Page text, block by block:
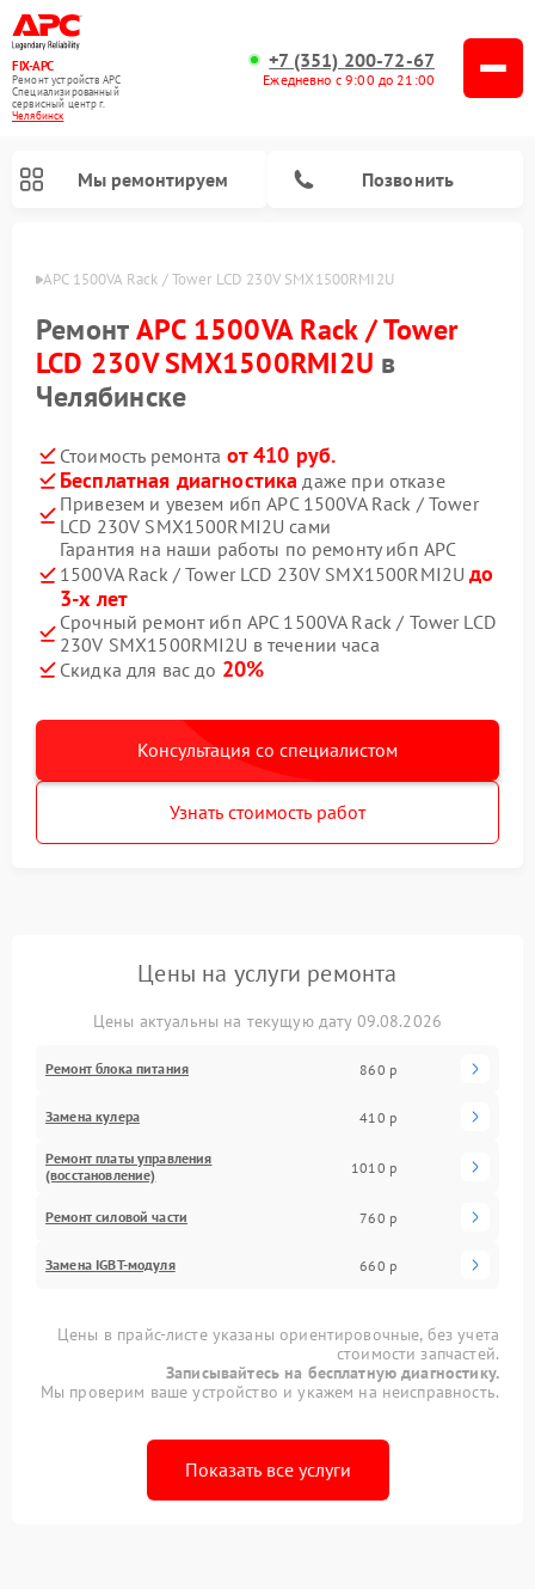
FIX-APC
Ремонт устройств APC
Специализированный
cервисный центр г.
Челябинск
+7 (351) 200-72-67
Ежедневно с 9:00 до 21:00
Мы ремонтируем Позвонить
APC APC 1500VA Rack / Tower LCD 230V SMX1500RMI2U
РемонтAPC 1500VA Rack / Tower
LCD 230V SMX1500RMI2U в
Челябинске
Стоимость ремонта от 410 руб.
Бесплатная диагностика даже при отказе
Привезем и увезем ибп APC 1500VA Rack / Tower
LCD 230V SMX1500RMI2U сами
Гарантия на наши работы по ремонту ибп APC
1500VA Rack / Tower LCD 230V SMX1500RMI2Uдо
3-х лет
Срочный ремонт ибп APC 1500VA Rack / Tower LCD
230V SMX1500RMI2U в течении часа
Скидка для вас до 20%
Консультация со специалистом
Узнать стоимость работ
Цены на услуги ремонта
Цены актуальны на текущую дату 09.08.2026
Ремонт блока питания 860 р
Замена кулера 410 р
Ремонт платы управления
(восстановление)
1010 р
Ремонт силовой части 760 р
Замена IGBT-модуля 660 р
Цены в прайс-листе указаны ориентировочные, без учета
стоимости запчастей.
Записывайтесь на бесплатную диагностику.
Мы проверим ваше устройство и укажем на неисправность.
Показать все услуги